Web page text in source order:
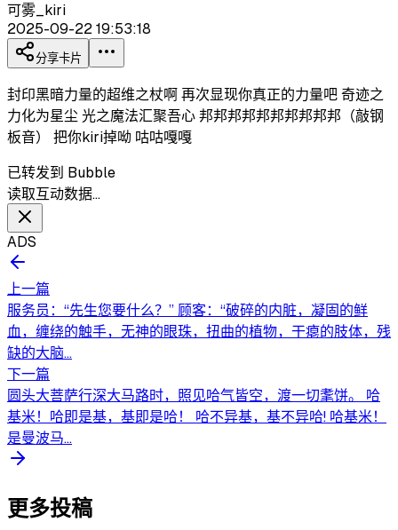
可雾_kiri
2025-09-22 19:53:18
分享卡片
封印黑暗力量的超维之杖啊 再次显现你真正的力量吧 奇迹之
力化为星尘 光之魔法汇聚吾心 邦邦邦邦邦邦邦邦邦邦（敲钢
板音） 把你kiri掉呦 咕咕嘎嘎
已转发到 Bubble
读取互动数据…
ADS
上一篇
服务员：“先生您要什么？” 顾客：“破碎的内脏，凝固的鲜
血，缠绕的触手，无神的眼珠，扭曲的植物，干瘪的肢体，残
缺的大脑...
下一篇
圆头大菩萨行深大马路时，照见哈气皆空，渡一切耄饼。 哈
基米！哈即是基，基即是哈！ 哈不异基，基不异哈! 哈基米！
是曼波马...
更多投稿